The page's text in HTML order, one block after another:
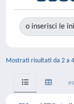
o inserisci le
Mostrati risultati da 2 a